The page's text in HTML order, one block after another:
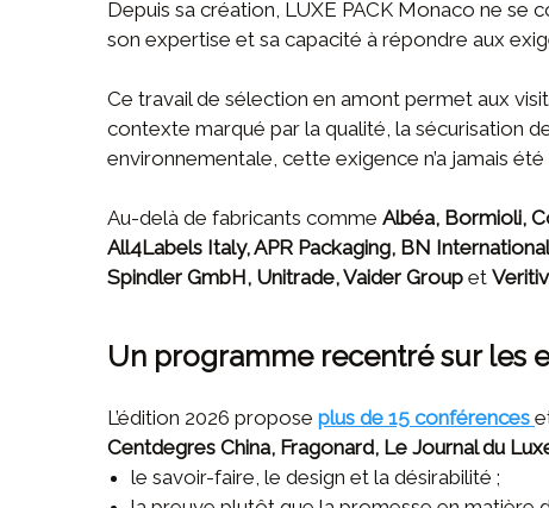
Depuis sa création, LUXE PACK Monaco ne se
son expertise et sa capacité à répondre aux
Ce travail de sélection en amont permet aux
contexte marqué par la qualité, la sécurisation
environnementale, cette exigence n’a jamais
Au-delà de fabricants comme Albéa, Bormioli,
All4Labels Italy, APR Packaging, BN
Spindler GmbH, Unitrade, Vaider Group et Veritiv
Un programme recentré sur les
L’édition 2026 propose plus de 15 conférences
Centdegres China, Fragonard, Le Journal du
le savoir-faire, le design et la désirabilité ;